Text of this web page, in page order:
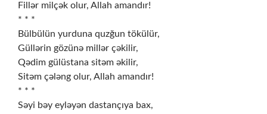
Fillər milçək olur, Allah amandır!
* * *
Bülbülün yurduna quzğun tökülür,
Güllərin gözünə millər çəkilir,
Qədim gülüstana sitəm əkilir,
Sitəm çələng olur, Allah amandır!
* * *
Səyi bəy eyləyən dastançıya bax,